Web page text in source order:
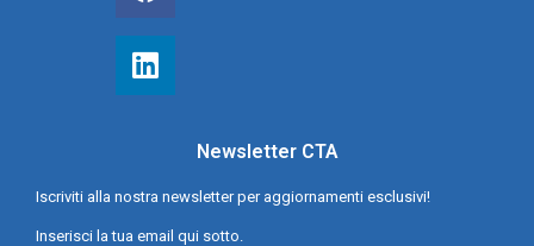
Newsletter CTA
Iscriviti alla nostra newsletter per aggiornamenti esclusivi!
Inserisci la tua email qui sotto.